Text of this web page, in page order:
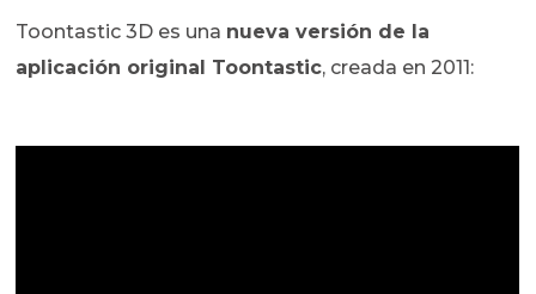
Toontastic 3D es una nueva versión de la
aplicación original Toontastic, creada en 2011: